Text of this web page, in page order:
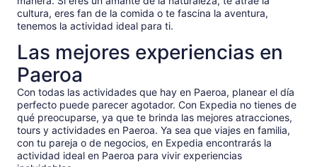
un
precio
más
bajo
cultura, eres fan de la comida o te fascina la aventura,
tenemos la actividad ideal para ti.
Las mejores experiencias en
Paeroa
Con todas las actividades que hay en Paeroa, planear el día
perfecto puede parecer agotador. Con Expedia no tienes de
qué preocuparse, ya que te brinda las mejores atracciones,
tours y actividades en Paeroa. Ya sea que viajes en familia,
con tu pareja o de negocios, en Expedia encontrarás la
actividad ideal en Paeroa para vivir experiencias